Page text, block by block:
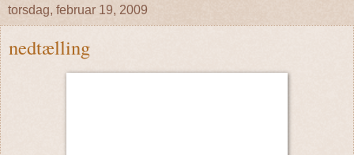
torsdag, februar 19, 2009
nedtælling